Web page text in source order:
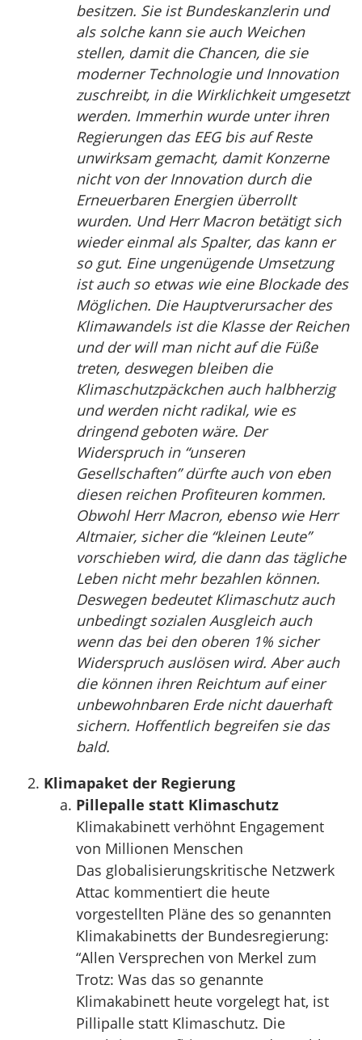
besitzen. Sie ist Bundeskanzlerin und
als solche kann sie auch Weichen
stellen, damit die Chancen, die sie
moderner Technologie und Innovation
zuschreibt, in die Wirklichkeit umgesetzt
werden. Immerhin wurde unter ihren
Regierungen das EEG bis auf Reste
unwirksam gemacht, damit Konzerne
nicht von der Innovation durch die
Erneuerbaren Energien überrollt
wurden. Und Herr Macron betätigt sich
wieder einmal als Spalter, das kann er
so gut. Eine ungenügende Umsetzung
ist auch so etwas wie eine Blockade des
Möglichen. Die Hauptverursacher des
Klimawandels ist die Klasse der Reichen
und der will man nicht auf die Füße
treten, deswegen bleiben die
Klimaschutzpäckchen auch halbherzig
und werden nicht radikal, wie es
dringend geboten wäre. Der
Widerspruch in “unseren
Gesellschaften” dürfte auch von eben
diesen reichen Profiteuren kommen.
Obwohl Herr Macron, ebenso wie Herr
Altmaier, sicher die “kleinen Leute”
vorschieben wird, die dann das tägliche
Leben nicht mehr bezahlen können.
Deswegen bedeutet Klimaschutz auch
unbedingt sozialen Ausgleich auch
wenn das bei den oberen 1% sicher
Widerspruch auslösen wird. Aber auch
die können ihren Reichtum auf einer
unbewohnbaren Erde nicht dauerhaft
sichern. Hoffentlich begreifen sie das
bald.
Klimapaket der Regierung
Pillepalle statt Klimaschutz
Klimakabinett verhöhnt Engagement
von Millionen Menschen
Das globalisierungskritische Netzwerk
Attac kommentiert die heute
vorgestellten Pläne des so genannten
Klimakabinetts der Bundesregierung:
“Allen Versprechen von Merkel zum
Trotz: Was das so genannte
Klimakabinett heute vorgelegt hat, ist
Pillipalle statt Klimaschutz. Die